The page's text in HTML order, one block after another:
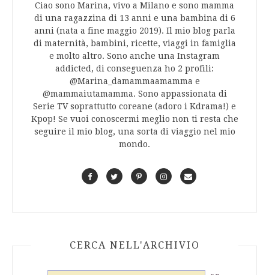
Ciao sono Marina, vivo a Milano e sono mamma
di una ragazzina di 13 anni e una bambina di 6
anni (nata a fine maggio 2019). Il mio blog parla
di maternità, bambini, ricette, viaggi in famiglia
e molto altro. Sono anche una Instagram
addicted, di conseguenza ho 2 profili:
@Marina_damammaamamma e
@mammaiutamamma. Sono appassionata di
Serie TV soprattutto coreane (adoro i Kdrama!) e
Kpop! Se vuoi conoscermi meglio non ti resta che
seguire il mio blog, una sorta di viaggio nel mio
mondo.
F
o
T
r
P
e
I
r
C
t
CERCA NELL'ARCHIVIO